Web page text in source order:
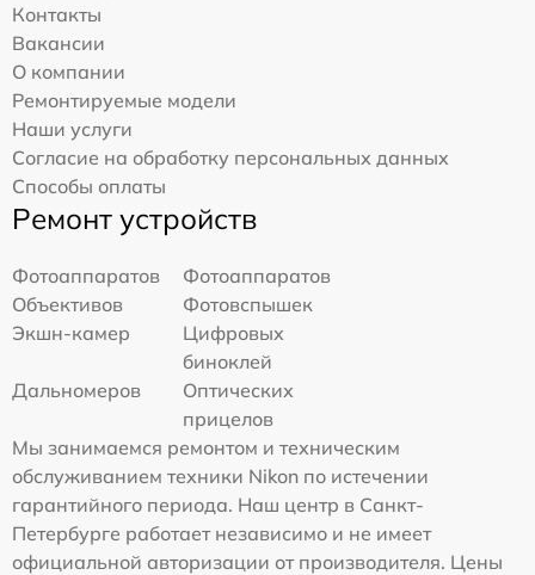
Контакты
Вакансии
О компании
Ремонтируемые модели
Наши услуги
Согласие на обработку персональных данных
Способы оплаты
Ремонт устройств
Фотоаппаратов
Фотоаппаратов
Объективов
Фотовспышек
Экшн-камер
Цифровых
биноклей
Дальномеров
Оптических
прицелов
Мы занимаемся ремонтом и техническим
обслуживанием техники Nikon по истечении
гарантийного периода. Наш центр в Санкт-
Петербурге работает независимо и не имеет
официальной авторизации от производителя. Цены